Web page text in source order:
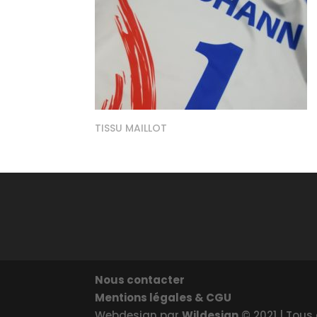
TISSU MAILLOT
Nous contacter
Mentions légales & CGU